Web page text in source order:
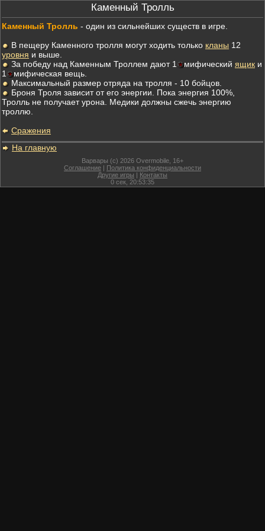
Каменный Тролль
Каменный Тролль - один из сильнейших существ в игре.
В пещеру Каменного тролля могут ходить только кланы 12
уровня и выше.
За победу над Каменным Троллем дают 1
мифический ящик и
1
мифическая вещь.
Максимальный размер отряда на тролля - 10 бойцов.
Броня Троля зависит от его энергии. Пока энергия 100%,
Тролль не получает урона. Медики должны cжечь энергию
троллю.
Сражения
На главную
Варвары (c) 2026 Overmobile, 16+
Соглашение | Политика конфиденциальности
Другие игры | Контакты
0 сек, 20:53:35